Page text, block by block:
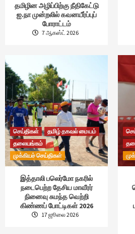
தமிழின அழிப்பிற்கு நீதிகேட்டு
ஐ.நா முன்றலில் கவனயீர்ப்புப்
போராட்டம்
7 ஆகஸ்ட் 2026
செய்திகள்
தமிழ் தகவல் மையம்
தலையங்கம்
முக்கியச் செய்திகள்
இத்தாலி பலெர்மோ நகரில்
நடைபெற்ற தேசிய மாவீரர்
நினைவு சுமந்த வெற்றி
கிண்ணப் போட்டிகள் 2026
17 ஜூலை 2026